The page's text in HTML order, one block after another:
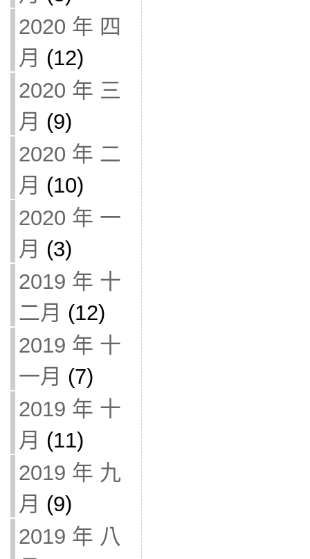
2020 年 四
月 (12)
2020 年 三
月 (9)
2020 年 二
月 (10)
2020 年 一
月 (3)
2019 年 十
二月 (12)
2019 年 十
一月 (7)
2019 年 十
月 (11)
2019 年 九
月 (9)
2019 年 八